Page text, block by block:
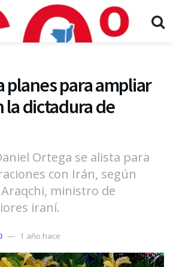
planes para ampliar
la dictadura de
Ortega se alista para
con Irán, según
ministro de
iraní.
1 año hace